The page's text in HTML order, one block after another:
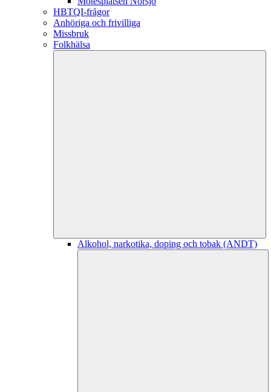
HBTQI-frågor
Anhöriga och frivilliga
Missbruk
Folkhälsa
Alkohol, narkotika, doping och tobak (ANDT)